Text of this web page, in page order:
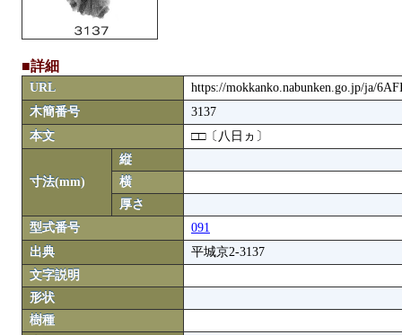
■詳細
URL
https://mokkanko.nabunken.go.jp/ja/
木簡番号
3137
本文
□□〔八日ヵ〕
寸法(mm)
縦
横
厚さ
型式番号
091
出典
平城京2-3137
文字説明
形状
樹種